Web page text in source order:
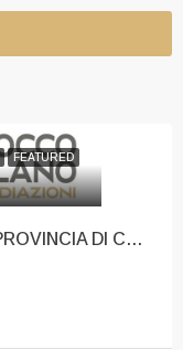
FEATURED
IMMOBILE USO RISTORANTE IN PROVINCIA DI COMO